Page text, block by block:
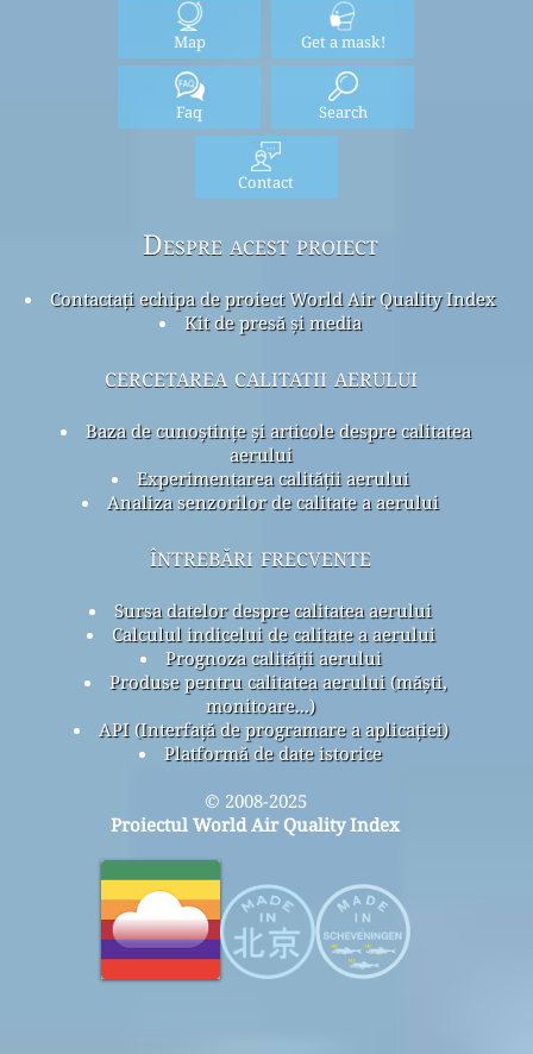
Map Get a mask!
Faq Search
Contact
Despre acest proiect
Contactați echipa de proiect World Air Quality Index
Kit de presă și media
cercetarea calitatii aerului
Baza de cunoștințe și articole despre calitatea
aerului
Experimentarea calității aerului
Analiza senzorilor de calitate a aerului
întrebări frecvente
Sursa datelor despre calitatea aerului
Calculul indicelui de calitate a aerului
Prognoza calității aerului
Produse pentru calitatea aerului (măști,
monitoare...)
API (Interfață de programare a aplicației)
Platformă de date istorice
© 2008-2025
Proiectul World Air Quality Index